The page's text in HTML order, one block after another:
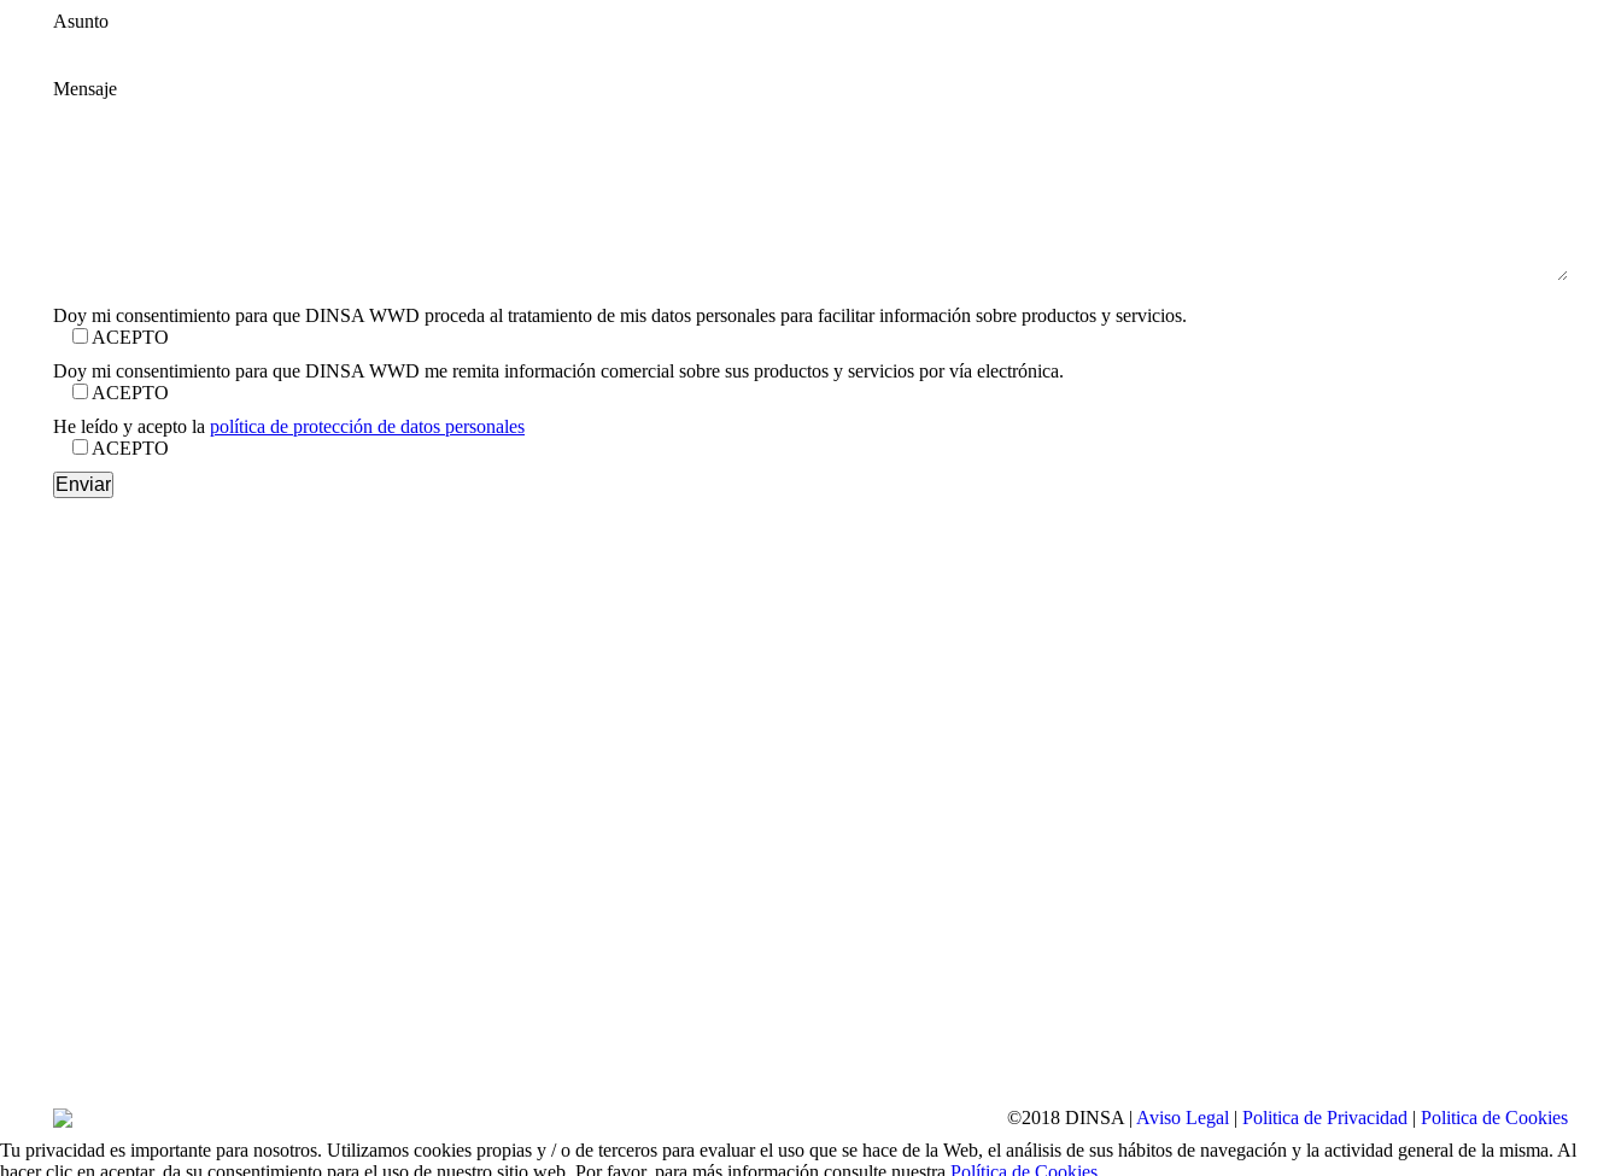
Asunto
Mensaje
Doy mi consentimiento para que DINSA WWD proceda al tratamiento de mis datos personales para facilitar información sobre productos y servicios.
ACEPTO
Doy mi consentimiento para que DINSA WWD me remita información comercial sobre sus productos y servicios por vía electrónica.
ACEPTO
He leído y acepto la política de protección de datos personales
ACEPTO
©2018 DINSA | Aviso Legal | Politica de Privacidad | Politica de Cookies
Tu privacidad es importante para nosotros. Utilizamos cookies propias y / o de terceros para evaluar el uso que se hace de la Web, el análisis de sus hábitos de navegación y la actividad general de la misma. Al
hacer clic en aceptar, da su consentimiento para el uso de nuestro sitio web. Por favor, para más información consulte nuestra Política de Cookies